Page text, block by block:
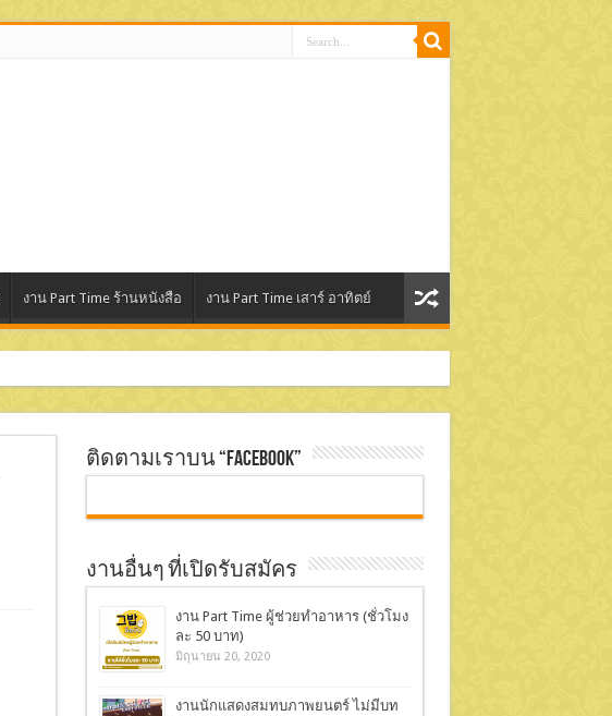
งาน Part Time ร้านหนังสือ งาน Part Time เสาร์ อาทิตย์
ติดตามเราบน “Facebook”
งานอื่นๆ ที่เปิดรับสมัคร
งาน Part Time ผู้ช่วยทำอาหาร (ชั่วโมง
ละ 50 บาท)
มิถุนายน 20, 2020
งานนักแสดงสมทบภาพยนตร์ ไม่มีบท